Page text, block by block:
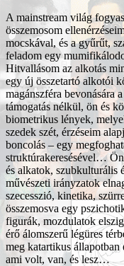
A mainstream világ
összemosom
mocskával, és a gyűrűt,
feladom egy
Hitvallásom az alkotás
egy új összetartó alkotói
magánszféra bevonására
támogatás nélkül, ön és
biometrikus lények,
szedek szét, érzéseim
boncolás – egy
struktúrakeresésével…
és alkatok, szubkulturális
művészeti irányzatok
szecesszió, kinetika,
összemosva egy
figurák, mozdulatok
érő álomszerű légüres
meg katartikus
ami volt, van, és lesz…